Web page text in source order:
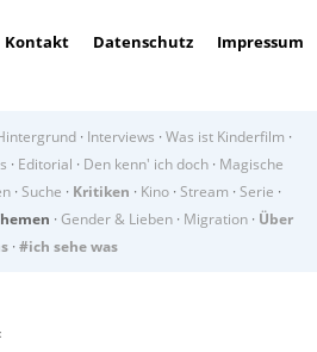
Kontakt Datenschutz Impressum
· Interviews · Was ist Kinderfilm ·
· Editorial · Den kenn' ich doch· Magische
· Suche · Kritiken · Kino · Stream · Serie ·
· Gender & Lieben · Migration · Über
· #ich sehe was